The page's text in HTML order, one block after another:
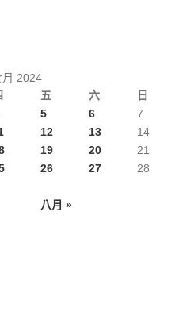
月 2024
五 六 日
八月 »
5 6
7
12 13
14
19 20
21
26 27
28